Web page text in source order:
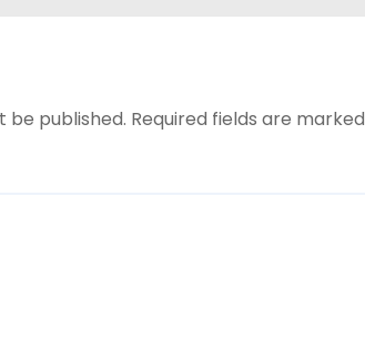
din Ucraina va perturba
exporturile prin Marea
be published. Required fields are marked